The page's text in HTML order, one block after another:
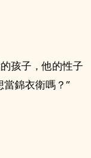
孩子，他的性子
錦衣衛嗎？”